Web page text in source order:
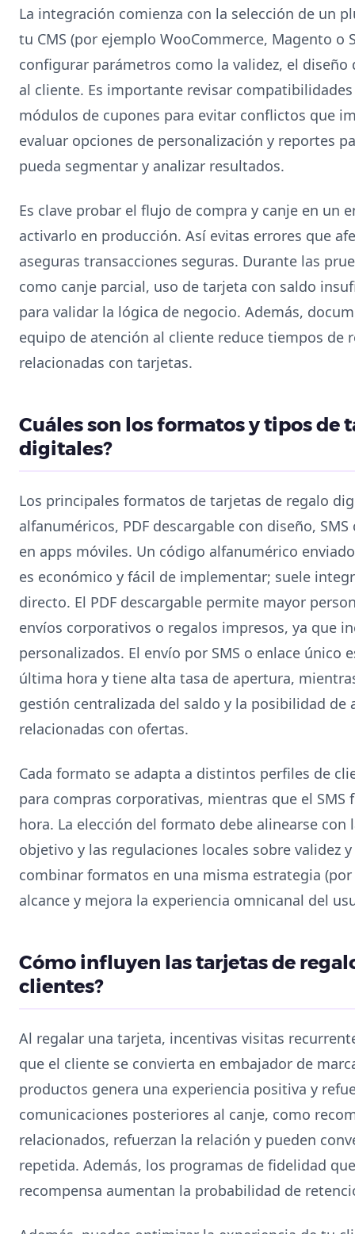
La integración comienza con la selección de un
tu CMS (por ejemplo WooCommerce, Magento o
configurar parámetros como la validez, el
al cliente. Es importante revisar
módulos de cupones para evitar conflictos que
evaluar opciones de personalización y reportes
pueda segmentar y analizar resultados.
Es clave probar el flujo de compra y canje en un
activarlo en producción. Así evitas errores que
aseguras transacciones seguras. Durante las
como canje parcial, uso de tarjeta con saldo
para validar la lógica de negocio. Además,
equipo de atención al cliente reduce tiempos de
relacionadas con tarjetas.
Cuáles son los formatos y tipos de
digitales?
Los principales formatos de tarjetas de regalo
alfanuméricos, PDF descargable con diseño,
en apps móviles. Un código alfanumérico
es económico y fácil de implementar; suele
directo. El PDF descargable permite mayor
envíos corporativos o regalos impresos, ya que
personalizados. El envío por SMS o enlace único
última hora y tiene alta tasa de apertura,
gestión centralizada del saldo y la posibilidad de
relacionadas con ofertas.
Cada formato se adapta a distintos perfiles de
para compras corporativas, mientras que el
hora. La elección del formato debe alinearse
objetivo y las regulaciones locales sobre validez
combinar formatos en una misma estrategia
alcance y mejora la experiencia omnicanal del
Cómo influyen las tarjetas de
clientes?
Al regalar una tarjeta, incentivas visitas
que el cliente se convierta en embajador de
productos genera una experiencia positiva y
comunicaciones posteriores al canje, como
relacionados, refuerzan la relación y pueden
repetida. Además, los programas de fidelidad
recompensa aumentan la probabilidad de